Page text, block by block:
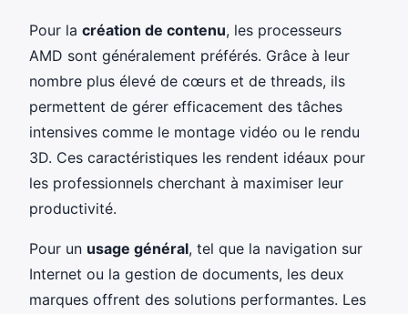
Pour la création de contenu, les processeurs
AMD sont généralement préférés. Grâce à leur
nombre plus élevé de cœurs et de threads, ils
permettent de gérer efficacement des tâches
intensives comme le montage vidéo ou le rendu
3D. Ces caractéristiques les rendent idéaux pour
les professionnels cherchant à maximiser leur
productivité.
Pour un usage général, tel que la navigation sur
Internet ou la gestion de documents, les deux
marques offrent des solutions performantes. Les